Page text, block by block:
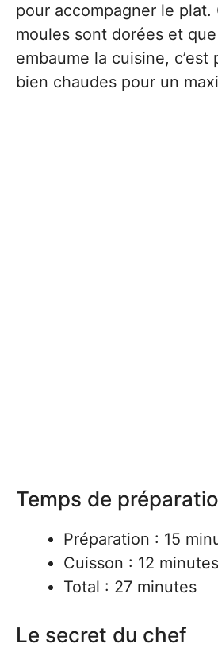
pour accompagner le plat.
moules sont dorées et
embaume la cuisine, c’est
bien chaudes pour un
Temps de
Préparation : 15
Cuisson : 12 minutes
Total : 27 minutes
Le secret du chef